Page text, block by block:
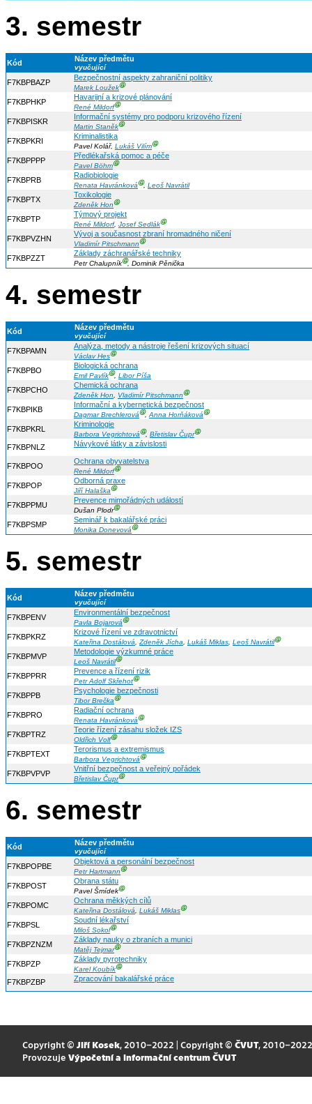
3. semestr
Kód Název předmětu
vyučující
F7KBPBAZP
Bezpečnostní aspekty zahraniční politiky
Marek LoužekⒼ
F7KBPHKP
Havarijní a krizové plánování
René MildorfⒼ
F7KBPISKR
Informační systémy pro podporu krizového řízení
Martin StaněkⒼ
F7KBPKRI
Kriminalistika
Pavel Kolář, Lukáš VilímⒼ
F7KBPPPP
Předlékařská pomoc a péče
Pavel BöhmⒼ
F7KBPRB
Radiobiologie
Renata HavránkováⒼ, Leoš Navrátil
F7KBPTX
Toxikologie
Zdeněk Hon Ⓖ
F7KBPTP
Týmový projekt
René Mildorf, Josef SedlákⒼ
F7KBPVZHN
Vývoj a současnost zbraní hromadného ničení
Vladimír Pitschmann Ⓖ
F7KBPZZT
Základy záchranářské techniky
Petr ChalupníkⒼ, Dominik Pěnička
4. semestr
Kód Název předmětu
vyučující
F7KBPAMN
Analýza, metody a nástroje řešení krizových situací
Václav HesⒼ
F7KBPBO
Biologická ochrana
Emil PavlíkⒼ, Libor Píša
F7KBPCHO
Chemická ochrana
Zdeněk Hon, Vladimír Pitschmann Ⓖ
F7KBPIKB
Informační a kybernetická bezpečnost
Dagmar BrechlerováⒼ,Anna HorňákováⒼ
F7KBPKRL
Kriminologie
Barbora VegrichtováⒼ, Břetislav ČuprⒼ
F7KBPNLZ Návykové látky a závislosti
F7KBPOO
Ochrana obyvatelstva
René MildorfⒼ
F7KBPOP
Odborná praxe
Jiří HalaškaⒼ
F7KBPPMU
Prevence mimořádných událostí
Dušan PlodrⒼ
F7KBPSMP
Seminář k bakalářské práci
Monika DonevováⒼ
5. semestr
Kód Název předmětu
vyučující
F7KBPENV
Environmentální bezpečnost
Pavla BojarováⒼ
F7KBPKRZ
Krizové řízení ve zdravotnictví
Kateřina Dostálová,Zdeněk Jícha, Lukáš Miklas, Leoš NavrátilⒼ
F7KBPMVP
Metodologie výzkumné práce
Leoš NavrátilⒼ
F7KBPPRR
Prevence a řízení rizik
Petr Adolf SkřehotⒼ
F7KBPPB
Psychologie bezpečnosti
Tibor BrečkaⒼ
F7KBPRO
Radiační ochrana
Renata HavránkováⒼ
F7KBPTRZ
Teorie řízení zásahu složek IZS
Oldřich VolfⒼ
F7KBPTEXT
Terorismus a extremismus
Barbora VegrichtováⒼ
F7KBPVPVP
Vnitřní bezpečnost a veřejný pořádek
Břetislav ČuprⒼ
6. semestr
Kód Název předmětu
vyučující
F7KBPOPBE
Objektová a personální bezpečnost
Petr Hartmann Ⓖ
F7KBPOST
Obrana státu
Pavel ŠmídekⒼ
F7KBPOMC
Ochrana měkkých cílů
Kateřina Dostálová, Lukáš MiklasⒼ
F7KBPSL
Soudní lékařství
Miloš SokolⒼ
F7KBPZNZM
Základy nauky o zbraních a munici
Matěj TejmarⒼ
F7KBPZP
Základy pyrotechniky
Karel KoubíkⒼ
F7KBPZBP Zpracování bakalářské práce
Copyright © Jiří Kosek, 2010–2022 | Copyright © ČVUT, 2010–2022
Provozuje Výpočetní a informační centrum ČVUT